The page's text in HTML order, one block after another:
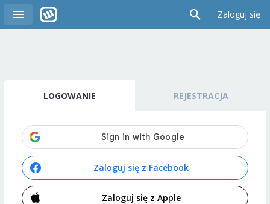
Zaloguj się
LOGOWANIE REJESTRACJA
Zaloguj się z Facebook
Zaloguj się z Apple